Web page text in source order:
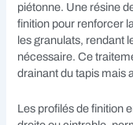
piétonne. Une résine
finition pour renforcer
les granulats, rendant
nécessaire. Ce
drainant du tapis mais
Les profilés de finition